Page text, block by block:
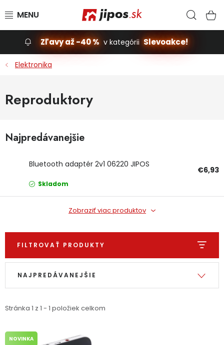
Slevoakce
Záhrada
Príslušenstvo pre automobily
Vybavenie a hračky pre deti
Ochranné pracovné pomôcky
Vianoce
Fotovoltaika
Zľavy až -40 % v kategórii Slevoakce!
Elektronika
Reproduktory
Najpredávanejšie
Bluetooth adaptér 2v1 06220 JIPOS
€6,93
Skladom
Zobraziť viac produktov
FILTROVAŤ PRODUKTY
Výpis produktov
Stránka 1 z 1 - 1 položiek celkom
Radenie produktov
NAJPREDÁVANEJŠIE
NOVINKA